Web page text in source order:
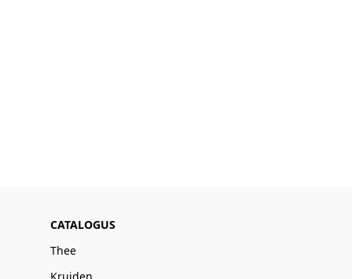
CATALOGUS
Thee